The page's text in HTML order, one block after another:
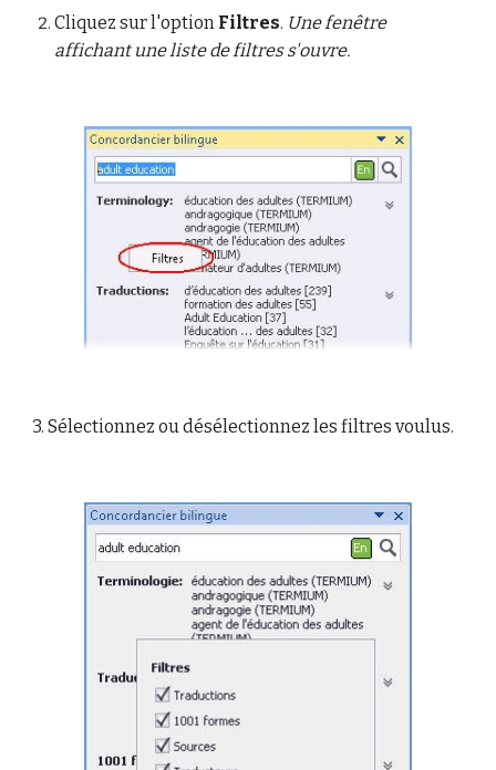
Cliquez sur l'option Filtres. Une fenêtre
affichant une liste de filtres s'ouvre.
3.Sélectionnez ou désélectionnez les filtres voulus.